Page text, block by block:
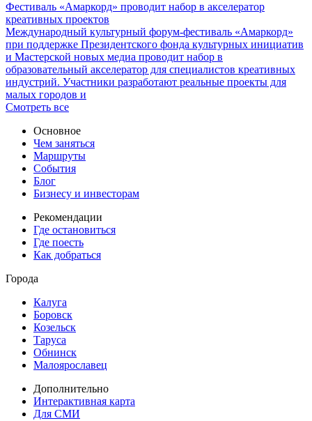
Фестиваль «Амаркорд» проводит набор в акселератор
креативных проектов
Международный культурный форум-фестиваль «Амаркорд»
при поддержке Президентского фонда культурных инициатив
и Мастерской новых медиа проводит набор в
образовательный акселератор для специалистов креативных
индустрий. Участники разработают реальные проекты для
малых городов и
Смотреть все
Основное
Чем заняться
Маршруты
События
Блог
Бизнесу и инвесторам
Рекомендации
Где остановиться
Где поесть
Как добраться
Города
Калуга
Боровск
Козельск
Таруса
Обнинск
Малоярославец
Дополнительно
Интерактивная карта
Для СМИ